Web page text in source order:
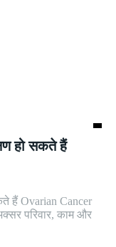
हो सकते हैं
हैं Ovarian Cancer
परिवार, काम और